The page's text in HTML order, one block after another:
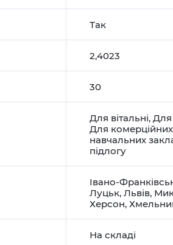
Так
2,4023
30
Для вітальні, Для
Для
навчальних
підлогу
Івано-
Луцьк, Львів,
Херсон,
На складі